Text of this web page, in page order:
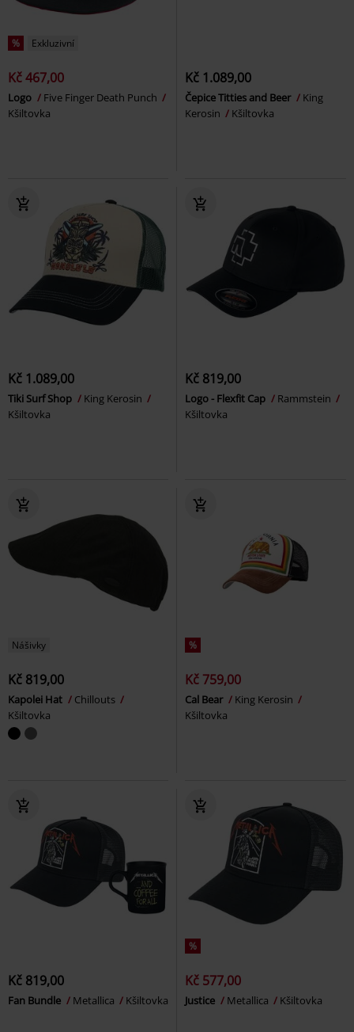
% Exkluzivní
Kč 467,00
Logo
Five Finger Death Punch
Kšiltovka
Kč 1.089,00
Čepice Titties and Beer
King
Kerosin
Kšiltovka
Kč 1.089,00
Tiki Surf Shop
King Kerosin
Kšiltovka
Kč 819,00
Logo - Flexfit Cap
Rammstein
Kšiltovka
Nášivky
Kč 819,00
Kapolei Hat
Chillouts
Kšiltovka
%
Kč 759,00
Cal Bear
King Kerosin
Kšiltovka
Kč 819,00
Fan Bundle Metallica Kšiltovka
%
Kč 577,00
Justice Metallica Kšiltovka